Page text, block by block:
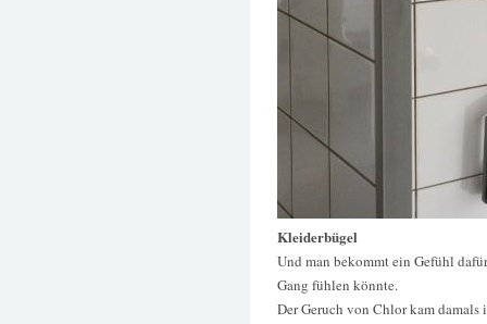
Kleiderbügel
Und man bekommt ein Gefühl
Gang fühlen könnte.
Der Geruch von Chlor kam damals